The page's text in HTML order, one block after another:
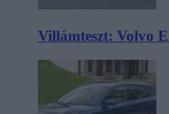
Villámteszt: Volvo